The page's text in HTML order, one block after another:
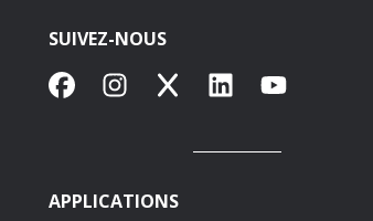
SUIVEZ-NOUS
FacebookInstagram
X LinkedInYouTube
APPLICATIONS